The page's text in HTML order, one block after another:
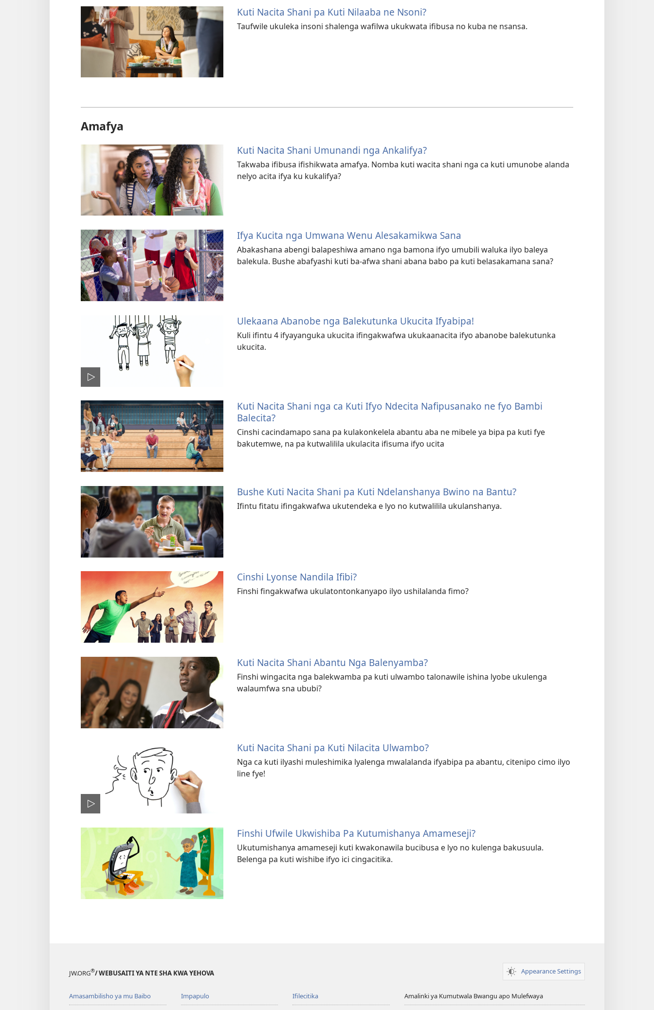
Kuti Nacita Shani pa Kuti Nilaaba ne Nsoni?
Taufwile ukuleka insoni shalenga wafilwa ukukwata ifibusa no kuba ne nsansa.
Amafya
Kuti Nacita Shani Umunandi nga Ankalifya?
Takwaba ifibusa ifishikwata amafya. Nomba kuti wacita shani nga ca kuti umunobe alanda
nelyo acita ifya ku kukalifya?
Ifya Kucita nga Umwana Wenu Alesakamikwa Sana
Abakashana abengi balapeshiwa amano nga bamona ifyo umubili waluka ilyo baleya
balekula. Bushe abafyashi kuti ba-afwa shani abana babo pa kuti belasakamana sana?
Ulekaana Abanobe nga Balekutunka Ukucita Ifyabipa!
Kuli ifintu 4 ifyayanguka ukucita ifingakwafwa ukukaanacita ifyo abanobe balekutunka
ukucita.
Kuti Nacita Shani nga ca Kuti Ifyo Ndecita Nafipusanako ne fyo Bambi
Balecita?
Cinshi cacindamapo sana pa kulakonkelela abantu aba ne mibele ya bipa pa kuti fye
bakutemwe, na pa kutwalilila ukulacita ifisuma ifyo ucita
Bushe Kuti Nacita Shani pa Kuti Ndelanshanya Bwino na Bantu?
Ifintu fitatu ifingakwafwa ukutendeka e lyo no kutwalilila ukulanshanya.
Cinshi Lyonse Nandila Ifibi?
Finshi fingakwafwa ukulatontonkanyapo ilyo ushilalanda fimo?
Kuti Nacita Shani Abantu Nga Balenyamba?
Finshi wingacita nga balekwamba pa kuti ulwambo talonawile ishina lyobe ukulenga
walaumfwa sna ububi?
Kuti Nacita Shani pa Kuti Nilacita Ulwambo?
Nga ca kuti ilyashi muleshimika lyalenga mwalalanda ifyabipa pa abantu, citenipo cimo ilyo
line fye!
Finshi Ufwile Ukwishiba Pa Kutumishanya Amameseji?
Ukutumishanya amameseji kuti kwakonawila bucibusa e lyo no kulenga bakusuula.
Belenga pa kuti wishibe ifyo ici cingacitika.
JW.ORG®/ WEBUSAITI YA NTE SHA KWA YEHOVA Appearance Settings
Amasambilisho ya mu Baibo Impapulo Ifilecitika Amalinki ya Kumutwala Bwangu apo Mulefwaya